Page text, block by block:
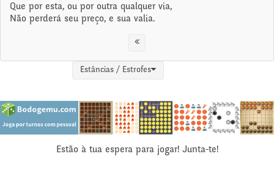
Que por esta, ou por outra qualquer via,
Não perderá seu preço, e sua valia.
Estâncias / Estrofes
Estão à tua espera para jogar! Junta-te!